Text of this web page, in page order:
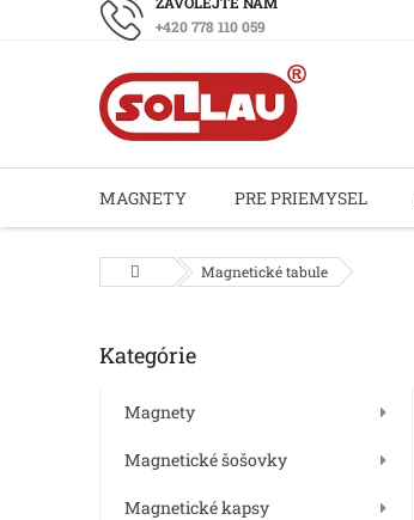
+420 778 110 059
MAGNETY PRE PRIEMYSEL
DomovMagnetické tabule
o
Preskočiť
Kategórie
Magnety
Magnetické šošovky
Magnetické kapsy